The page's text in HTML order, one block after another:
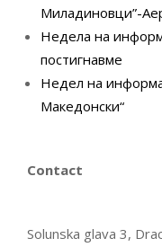
Миладиновци”-
Недела на
постигнавме
Недел на
Македонски“
Contact
Solunska glava 3,